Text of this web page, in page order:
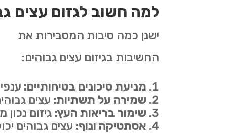
למה חשוב לגזום עצים
ישנן כמה סיבות המסבירות את
החשיבות בגיזום עצים גבוהים:
מניעת סיכונים בטיחותיים:
שמירה על תשתיות: עצים
שימור בריאות העץ: גיזום
אסתטיקה ונוף: עצים גבוהים